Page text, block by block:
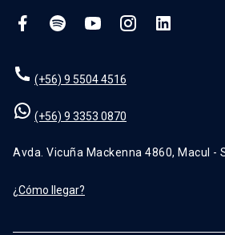
(+56) 9 5504 4516
(+56) 9 3353 0870
Avda. Vicuña Mackenna 4860, Macul -
¿Cómo llegar?